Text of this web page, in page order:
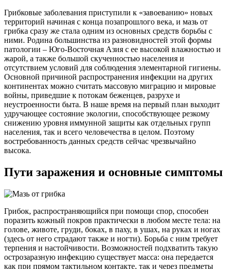
Грибковые заболевания приступили к «завоеванию» новых
территорий начиная с конца позапрошлого века, и мазь от
грибка сразу же стала одним из основных средств борьбы с
ними. Родина большинства из разновидностей этой формы
патологии – Юго-Восточная Азия с ее высокой влажностью и
жарой, а также большой скученностью населения и
отсутствием условий для соблюдения элементарной гигиены.
Основной причиной распространения инфекции на других
континентах можно считать массовую миграцию и мировые
войны, приведшие к потокам беженцев, разрухе и
неустроенности быта. В наше время на первый план выходит
удручающее состояние экологии, способствующее резкому
снижению уровня иммунной защиты как отдельных групп
населения, так и всего человечества в целом. Поэтому
востребованность данных средств сейчас чрезвычайно
высока.
Пути заражения и основные симптомы
Грибок, распространяющийся при помощи спор, способен
поразить кожный покров практически в любом месте тела: на
голове, животе, груди, боках, в паху, в ушах, на руках и ногах
(здесь от него страдают также и ногти). Борьба с ним требует
терпения и настойчивости. Возможностей подхватить такую
острозаразную инфекцию существует масса: она передается
как при прямом тактильном контакте, так и через предметы